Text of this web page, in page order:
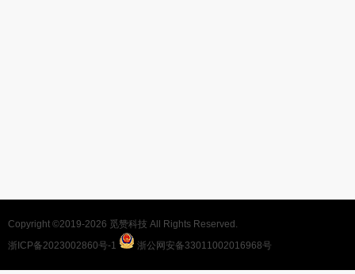
Copyright ©2019-2026 觅赞科技 All Rights Reserved.
浙ICP备2023002860号-1
浙公网安备33011002016968号